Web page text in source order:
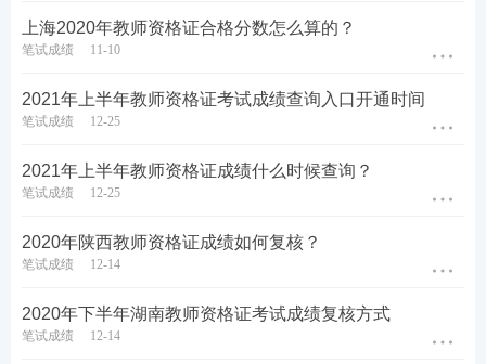
上海2020年教师资格证合格分数怎么算的？
笔试成绩 11-10
2021年上半年教师资格证考试成绩查询入口开通时间
笔试成绩 12-25
2021年上半年教师资格证成绩什么时候查询？
笔试成绩 12-25
2020年陕西教师资格证成绩如何复核？
笔试成绩 12-14
2020年下半年湖南教师资格证考试成绩复核方式
笔试成绩 12-14